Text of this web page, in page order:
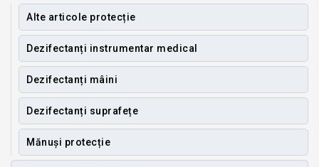
Alte articole protecție
Dezifectanți instrumentar medical
Dezifectanți mâini
Dezifectanți suprafețe
Mănuși protecție